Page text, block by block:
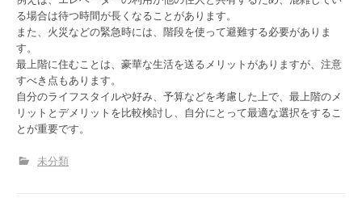
る場合は待つ時間が長くなることがあります。
また、火災などの緊急時には、階段を使って避難する必要がありま
す。
最上階に住むことは、豪華な生活を送るメリットがありますが、注意
すべき点もあります。
自分のライフスタイルや好み、予算などを考慮した上で、最上階のメ
リットとデメリットを比較検討し、自分にとって最適な選択をするこ
とが重要です。
未分類